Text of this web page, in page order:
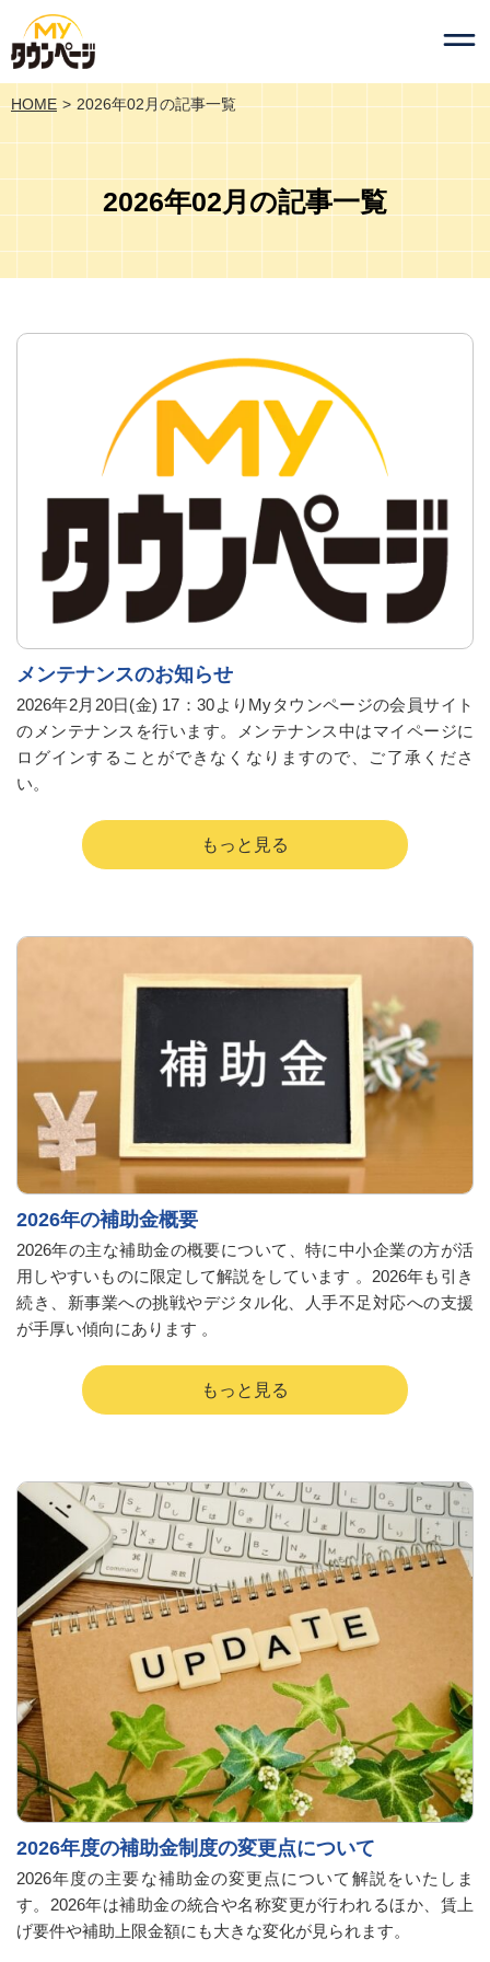
HOME 2026年02月の記事一覧
2026年02月の記事一覧
メンテナンスのお知らせ
2026年2月20日(金) 17：30よりMyタウンページの会員サイト
のメンテナンスを行います。メンテナンス中はマイページに
ログインすることができなくなりますので、ご了承くださ
い。
2026年の補助金概要
2026年の主な補助金の概要について、特に中小企業の方が活
用しやすいものに限定して解説をしています 。2026年も引き
続き、新事業への挑戦やデジタル化、人手不足対応への支援
が手厚い傾向にあります 。
2026年度の補助金制度の変更点について
2026年度の主要な補助金の変更点について解説をいたしま
す。2026年は補助金の統合や名称変更が行われるほか、賃上
げ要件や補助上限金額にも大きな変化が見られます。